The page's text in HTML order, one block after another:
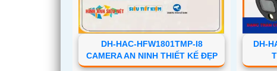
DH-HAC-HFW1801TMP-I8
CAMERA AN NINH THIẾT KẾ ĐẸP
DH-